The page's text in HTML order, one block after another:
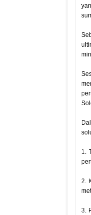
1.
2.
3.